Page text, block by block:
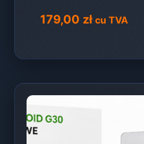
179,00 zł cu TVA